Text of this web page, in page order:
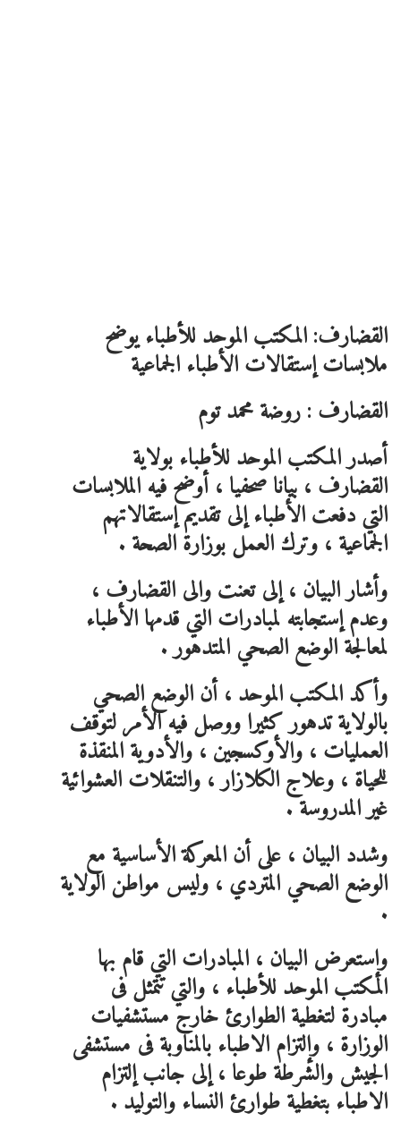
القضارف: المكتب الموحد للأطباء يوضح
ملابسات إستقالات الأطباء الجماعية
القضارف : روضة محمد توم
أصدر المكتب الموحد للأطباء بولاية
القضارف ، بيانا صحفيا ، أوضح فيه الملابسات
التي دفعت الأطباء إلى تقديم إستقالاتهم
الجماعية ، وترك العمل بوزارة الصحة .
وأشار البيان ، إلى تعنت والى القضارف ،
وعدم إستجابته لمبادرات التي قدمها الأطباء
لمعالجة الوضع الصحي المتدهور .
وأكد المكتب الموحد ، أن الوضع الصحي
بالولاية تدهور كثيرا ووصل فيه الأمر لتوقف
العمليات ، والأوكسجين ، والأدوية المنقذة
للحياة ، وعلاج الكلازار ، والتنقلات العشوائية
غير المدروسة .
وشدد البيان ، على أن المعركة الأساسية مع
الوضع الصحي المتردي ، وليس مواطن الولاية
.
وإستعرض البيان ، المبادرات التي قام بها
المكتب الموحد للأطباء ، والتي تتمثل فى
مبادرة لتغطية الطوارئ خارج مستشفيات
الوزارة ، وإلتزام الاطباء بالمناوبة فى مستشفى
الجيش والشرطة طوعا ، إلى جانب إلتزام
الاطباء بتغطية طوارئ النساء والتوليد .